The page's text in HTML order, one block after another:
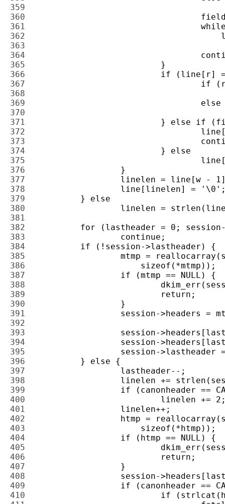
359
360
361
362
363
364
365
366
367
368
369
370
371
372
373
374
375
376
377
378
379
380
381
382
383
384
385
386
387
388
389
390
391
392
393
394
395
396
397
398
399
400
401
402
403
404
405
406
407
408
409
410